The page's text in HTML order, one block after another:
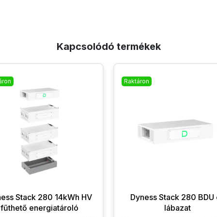
Kapcsolódó termékek
Stack 280 14kWh HV
fűthető energiatároló
Raktáron
Dyness Stack 280 BDU
lábazat